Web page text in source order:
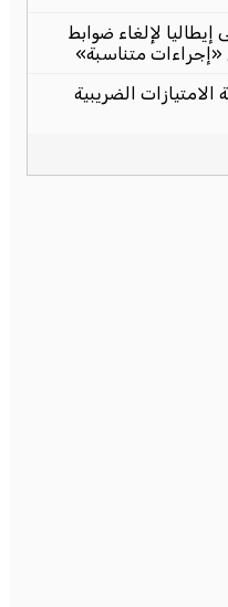
إيطاليا لإلغاء ضوابط
متناسبة»
الضريبية